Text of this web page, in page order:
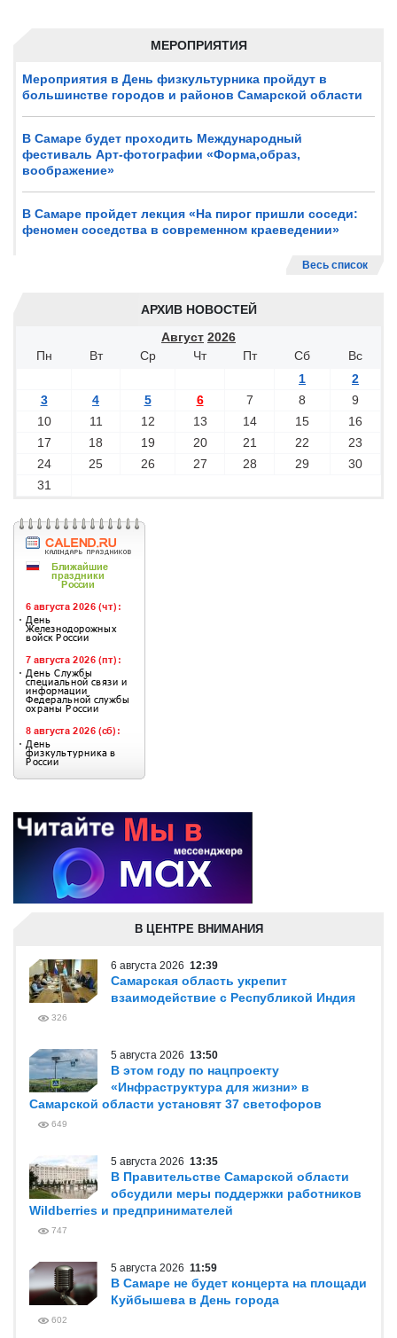
МЕРОПРИЯТИЯ
Мероприятия в День физкультурника пройдут в
большинстве городов и районов Самарской области
В Самаре будет проходить Международный
фестиваль Арт-фотографии «Форма,образ,
воображение»
В Самаре пройдет лекция «На пирог пришли соседи:
феномен соседства в современном краеведении»
Весь список
АРХИВ НОВОСТЕЙ
Август 2026
Пн
Вт Ср Чт Пт Сб
Вс
1
2
3
4 5 6 7 8
9
10
11 12 13 14 15
16
17
18 19 20 21 22
23
24
25 26 27 28 29
30
31
В ЦЕНТРЕ ВНИМАНИЯ
6 августа 2026 12:39
Самарская область укрепит
взаимодействие с Республикой Индия
326
5 августа 2026 13:50
В этом году по нацпроекту
«Инфраструктура для жизни» в
Самарской области установят 37 светофоров
649
5 августа 2026 13:35
В Правительстве Самарской области
обсудили меры поддержки работников
Wildberries и предпринимателей
747
5 августа 2026 11:59
В Самаре не будет концерта на площади
Куйбышева в День города
602